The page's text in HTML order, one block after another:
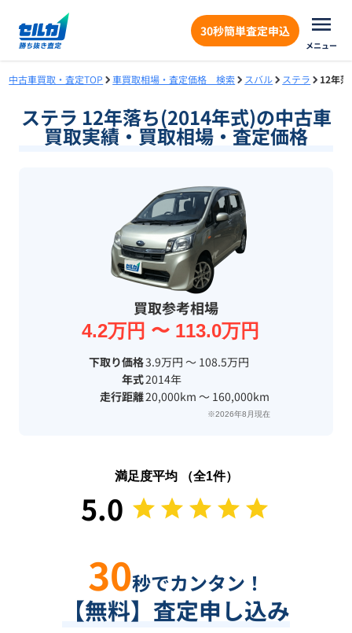
30秒簡単査定申込
メニュー
中古車買取・査定TOP 車買取相場・査定価格 検索 スバル ステラ 12年落
ステラ 12年落ち(2014年式)の中古車
買取実績・買取相場・査定価格
買取参考相場
4.2万円 〜 113.0万円
下取り価格3.9万円 〜 108.5万円
年式2014年
走行距離20,000km 〜 160,000km
※2026年8月現在
満足度平均 （全1件）
5.0
30秒でカンタン！
【無料】査定申し込み